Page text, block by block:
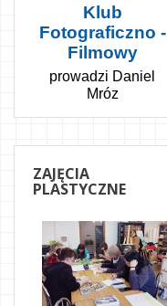
Klub
Fotograficzno -
Filmowy
prowadzi Daniel
Mróz
ZAJĘCIA
PLASTYCZNE